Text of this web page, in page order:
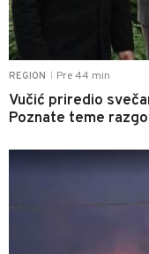
REGION Pre 44 min
Vučić priredio
Poznate teme